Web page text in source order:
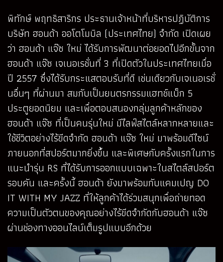
พิทักษ์ พฤทธิสาริกร ประธานเจ้าหน้าที่บริหารปฏิบัติการ
บริษัท ฮอนด้า ออโตโมบิล (ประเทศไทย) จำกัด เปิดเผย
ว่า ฮอนด้า แจ๊ซ ใหม่ ได้รับการพัฒนาต่อยอดไปอีกขั้นจาก
ฮอนด้า แจ๊ซ เจเนอเรชั่นที่ 3 ที่เปิดตัวในประเทศไทยเมื่อ
ปี 2557 ซึ่งได้รับกระแสตอบรับที่ดี เช่นเดียวกับเจเนอเรชั่
นอื่นๆ ที่ผ่านมา สมกับเป็นยนตรกรรมแฮทช์แบ็ก 5
ประตูยอดนิยม และเพื่อตอบสนองกลุ่มลูกค้าหลักของ
ฮอนด้า แจ๊ซ ที่เป็นคนรุ่นใหม่ มีไลฟ์สไตล์หลากหลายและ
ใช้ชีวิตอย่างไร้ขีดจำกัด ฮอนด้า แจ๊ซ ใหม่ มาพร้อมดีไซน์
ภายนอกที่สปอร์ตมากยิ่งขึ้น และพิเศษกับครั้งแรกในการ
แนะนำรุ่น RS ที่ได้รับการออกแบบเฉพาะในสไตล์สปอร์ต
รอบคัน และครั้งนี้ ฮอนด้า ยังมาพร้อมกับแคมเปญ DO
IT WITH MY JAZZ ที่ให้ลูกค้าได้ร่วมสนุกเพื่อถ่ายทอด
ความเป็นตัวตนของคุณอย่างไร้ขีดจำกัดกับฮอนด้า แจ๊ซ
ผ่านช่องทางออนไลน์เต็มรูปแบบอีกด้วย